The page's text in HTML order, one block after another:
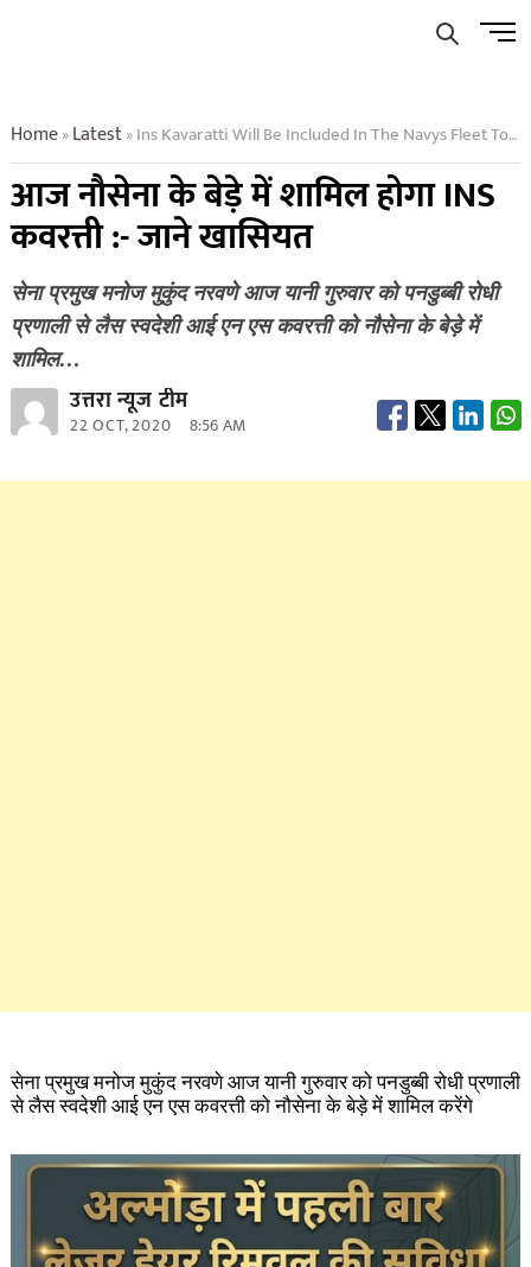
Menu
Home»Latest»Ins Kavaratti Will Be Included In The Navys Fleet Today
आज नौसेना के बेड़े में शामिल होगा INS
कवरत्ती :- जाने खासियत
सेना प्रमुख मनोज मुकुंद नरवणे आज यानी गुरुवार को पनडुब्बी रोधी
प्रणाली से लैस स्वदेशी आई एन एस कवरत्ती को नौसेना के बेड़े में
शामिल…
उत्तरा न्यूज टीम
22 OCT, 2020 8:56 AM
सेना प्रमुख मनोज मुकुंद नरवणे आज यानी गुरुवार को पनडुब्बी रोधी प्रणाली
से लैस स्वदेशी आई एन एस कवरत्ती को नौसेना के बेड़े में शामिल करेंगे